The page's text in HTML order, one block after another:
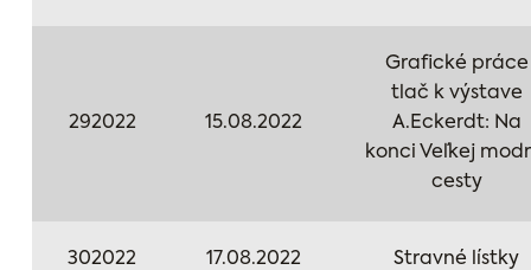
292022 15.08.2022
Grafické práce
tlač k výstave
A.Eckerdt: Na
konci Veľkej
cesty
302022 17.08.2022 Stravné lístky